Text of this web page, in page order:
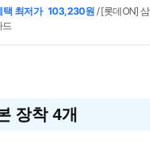
/ [호환성] / 지원파워규격:표
/ 파워 장착 길이:205mm / 파워
택 최저가 103,230원 / [롯데ON]
드
장착 4개